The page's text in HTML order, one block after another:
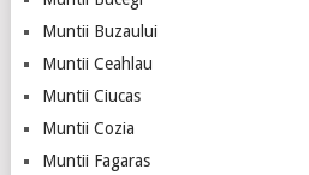
Muntii Buzaului
Muntii Ceahlau
Muntii Ciucas
Muntii Cozia
Muntii Fagaras